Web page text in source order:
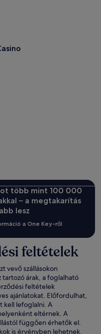
több mint 100 000
– a megtakarítás
lesz
a One Key-ről
feltételek
vevő szállásokon
tartozó árak, a foglalható
feltételek
ajánlatokat. Előfordulhat,
kell lefoglalni. A
eltérnek. A
függően érhetők el.
is érvényben lehetnek.